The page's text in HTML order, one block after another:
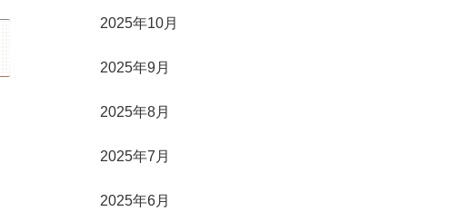
2025年10月
2025年9月
2025年8月
2025年7月
2025年6月